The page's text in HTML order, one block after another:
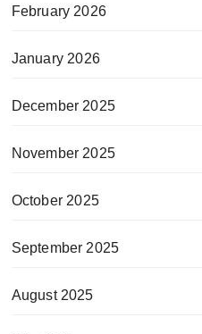
February 2026
January 2026
December 2025
November 2025
October 2025
September 2025
August 2025